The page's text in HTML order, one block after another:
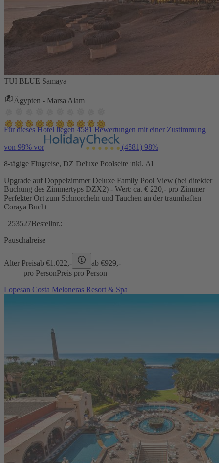
TUI BLUE Samaya
Ägypten - Marsa Alam
Für dieses Hotel liegen 4581 Bewertungen mit einer Zustimmung
von 98% vor (4581) 98%
8-tägige Flugreise, DZ Deluxe Poolseite inkl. AI
Upgrade auf Doppelzimmer Deluxe Family Pool View (bei direkter
Buchung des Zimmertyps DZX2) - Wert: ca. € 220,- pro Zimmer
Perfekter Ort zum Schnorcheln und Tauchen an der traumhaften
Coraya Bucht
253527Bestellnr.:
Pauschalreise
Alter Preisab €1.022,- ab €929,-
pro PersonPreis pro Person
Lopesan Costa Meloneras Resort & Spa